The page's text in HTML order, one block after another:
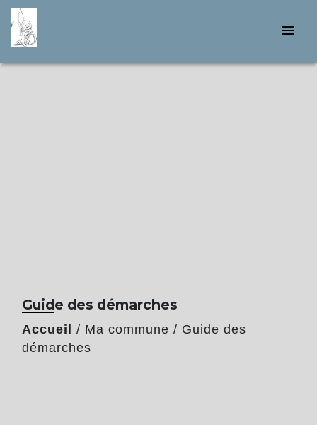
menu
Guide des démarches
Accueil / Ma commune / Guide des
démarches